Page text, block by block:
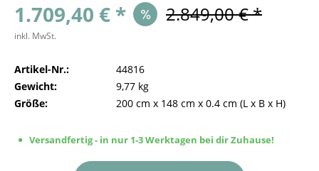
1.709,40 € * 2.849,00 € *
inkl. MwSt.
Artikel-Nr.:
44816
Gewicht:
9,77 kg
Größe:
200 cm x 148 cm x 0.4 cm (L x B x H)
Versandfertig - in nur 1-3 Werktagen bei dir Zuhause!